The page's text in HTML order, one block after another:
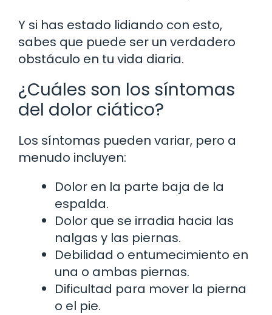
Y si has estado lidiando con esto,
sabes que puede ser un verdadero
obstáculo en tu vida diaria.
¿Cuáles son los síntomas
del dolor ciático?
Los síntomas pueden variar, pero a
menudo incluyen:
Dolor en la parte baja de la
espalda.
Dolor que se irradia hacia las
nalgas y las piernas.
Debilidad o entumecimiento en
una o ambas piernas.
Dificultad para mover la pierna
o el pie.